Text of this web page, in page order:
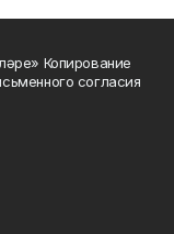
Копирование
согласия